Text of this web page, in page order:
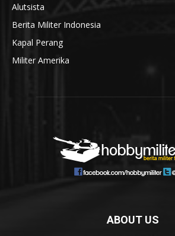
Alutsista
Berita Militer Indonesia
Kapal Perang
Militer Amerika
ABOUT US